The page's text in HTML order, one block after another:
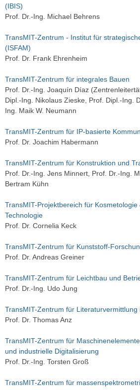
(IBIS)
Prof. Dr.-Ing. Michael Behrens
TransMIT-Zentrum - Institut für
(ISFAM)
Prof. Dr. Frank Ehrenheim
TransMIT-Zentrum für integrales Bauen
Prof. Dr.-Ing. Joaquín Díaz
Dipl.-Ing. Nikolaus Zieske, Prof. Dipl.-Ing.
Ing. Maik W. Neumann
TransMIT-Zentrum für IP-basierte
Prof. Dr. Joachim Habermann
TransMIT-Zentrum für Konstruktion und
Prof. Dr.-Ing. Jens Minnert, Prof. Dr.-Ing.
Bertram Kühn
TransMIT-Projektbereich für
Technologie
Prof. Dr. Cornelia Keck
TransMIT-Zentrum für Kunststoff-
Prof. Dr. Andreas Greiner
TransMIT-Zentrum für Leichtbau und
Prof. Dr.-Ing. Udo Jung
TransMIT-Zentrum für Literaturvermittlung
Prof. Dr. Thomas Anz
TransMIT-Zentrum für
und industrielle Digitalisierung
Prof. Dr.-Ing. Torsten Groß
TransMIT-Zentrum für